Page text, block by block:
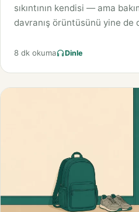
sıkıntının kendisi — ama
davranış örüntüsünü yine de
8 dk okuma Dinle